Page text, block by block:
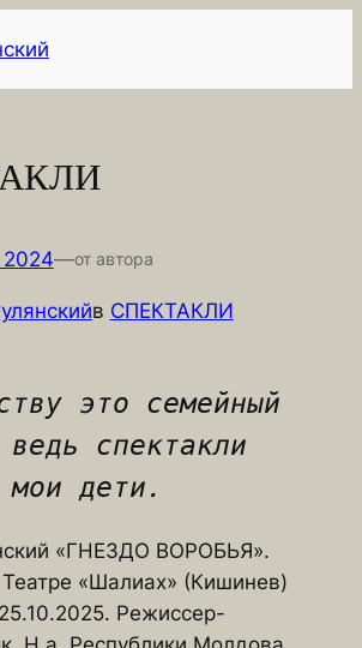
—от автора
в СПЕКТАКЛИ
это семейный
спектакли
мои дети.
«ГНЕЗДО ВОРОБЬЯ».
«Шалиах» (Кишинев)
Режиссер-